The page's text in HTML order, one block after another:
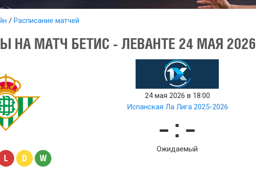
Расписание матчей
НА МАТЧ БЕТИС - ЛЕВАНТЕ 24 МАЯ 2026
L D W
24 мая 2026 в 18:00
Испанская Ла Лига 2025-2026
– : –
Ожидаемый